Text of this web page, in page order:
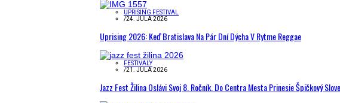
UPRISING FESTIVAL
/24. JÚLA 2026
Uprising 2026: Keď Bratislava Na Pár Dní Dýcha V Rytme Reggae
FESTIVALY
/21. JÚLA 2026
Jazz Fest Žilina Oslávi Svoj 8. Ročník. Do Centra Mesta Prinesie Špičkový